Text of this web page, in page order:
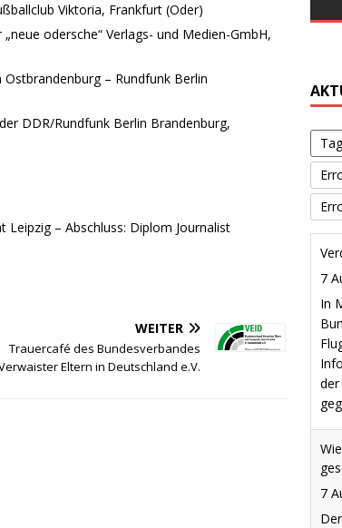
Viktoria, Frankfurt (Oder)
odersche“ Verlags- und Medien-GmbH,
– Rundfunk Berlin
DDR/Rundfunk Berlin Brandenburg,
Leipzig – Abschluss: Diplom Journalist
WEITER
Trauercafé des Bundesverbandes
Eltern in Deutschland e.V.
7
In
der
7
7